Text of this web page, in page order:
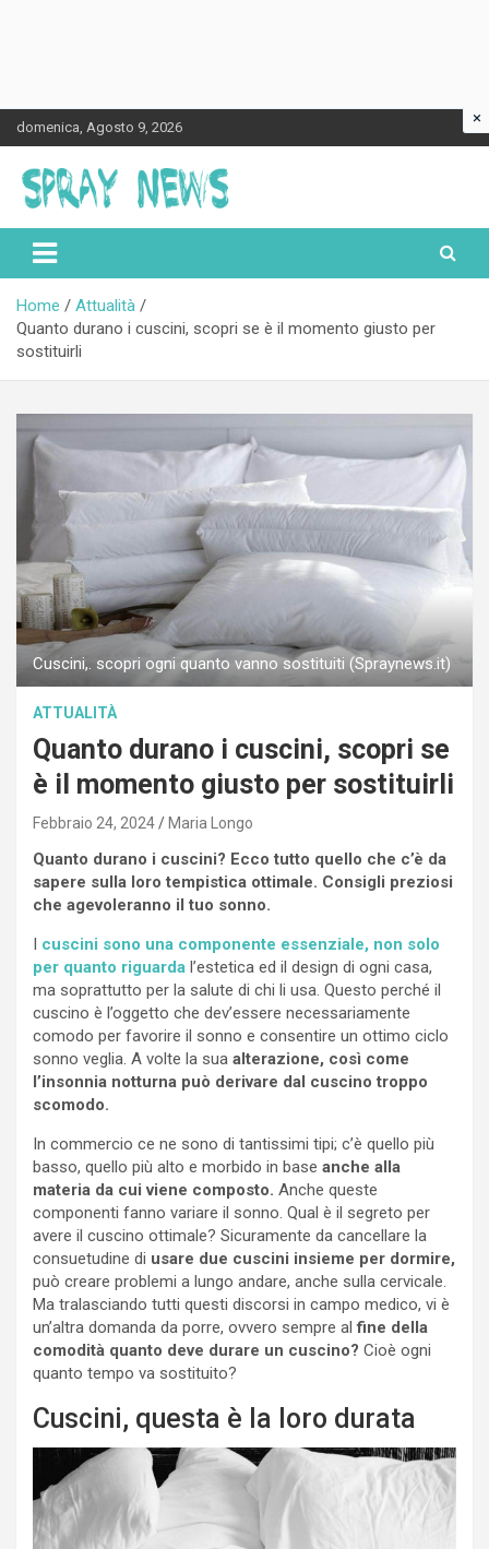
Skip
to
content
domenica, Agosto 9, 2026
Spraynews.it
Home
Attualità
Quanto durano i cuscini, scopri se è il momento giusto per
sostituirli
Cuscini,. scopri ogni quanto vanno sostituiti (Spraynews.it)
ATTUALITÀ
Quanto durano i cuscini, scopri se
è il momento giusto per sostituirli
Febbraio 24, 2024 Maria Longo
Quanto durano i cuscini? Ecco tutto quello che c’è da
sapere sulla loro tempistica ottimale. Consigli preziosi
che agevoleranno il tuo sonno.
cuscini sono una componente essenziale, non solo
per quanto riguarda l’estetica ed il design di ogni casa,
ma soprattutto per la salute di chi li usa. Questo perché il
cuscino è l’oggetto che dev’essere necessariamente
comodo per favorire il sonno e consentire un ottimo ciclo
sonno veglia. A volte la sua alterazione, così come
l’insonnia notturna può derivare dal cuscino troppo
scomodo.
In commercio ce ne sono di tantissimi tipi; c’è quello più
basso, quello più alto e morbido in base anche alla
materia da cui viene composto. Anche queste
componenti fanno variare il sonno. Qual è il segreto per
avere il cuscino ottimale? Sicuramente da cancellare la
consuetudine di usare due cuscini insieme per dormire,
può creare problemi a lungo andare, anche sulla cervicale.
Ma tralasciando tutti questi discorsi in campo medico, vi è
un’altra domanda da porre, ovvero sempre alfine della
comodità quanto deve durare un cuscino? Cioè ogni
quanto tempo va sostituito?
Cuscini, questa è la loro durata
×